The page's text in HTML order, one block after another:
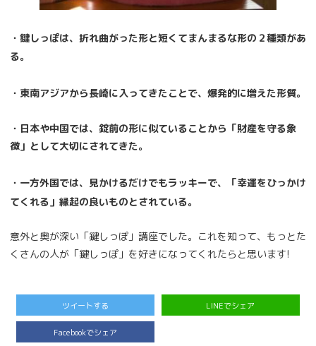
・鍵しっぽは、折れ曲がった形と短くてまんまるな形の２種類があ
る。
・東南アジアから長崎に入ってきたことで、爆発的に増えた形質。
・日本や中国では、錠前の形に似ていることから「財産を守る象
徴」として大切にされてきた。
・一方外国では、見かけるだけでもラッキーで、「幸運をひっかけ
てくれる」縁起の良いものとされている。
意外と奥が深い「鍵しっぽ」講座でした。これを知って、もっとた
くさんの人が「鍵しっぽ」を好きになってくれたらと思います!
ツイートする LINEでシェア
Facebookでシェア